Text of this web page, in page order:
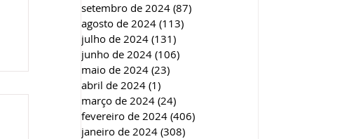
setembro de 2024 (87)
agosto de 2024 (113)
julho de 2024 (131)
junho de 2024 (106)
maio de 2024 (23)
abril de 2024 (1)
março de 2024 (24)
fevereiro de 2024 (406)
janeiro de 2024 (308)